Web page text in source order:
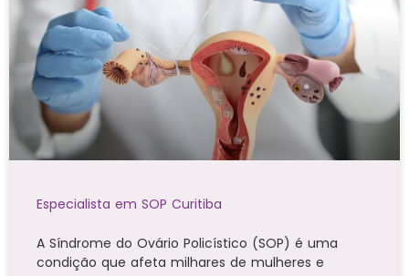
Especialista em SOP Curitiba
A Síndrome do Ovário Policístico (SOP) é uma
condição que afeta milhares de mulheres e